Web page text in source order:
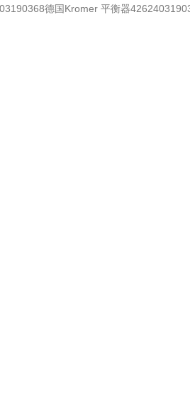
德国Kromer 平衡器